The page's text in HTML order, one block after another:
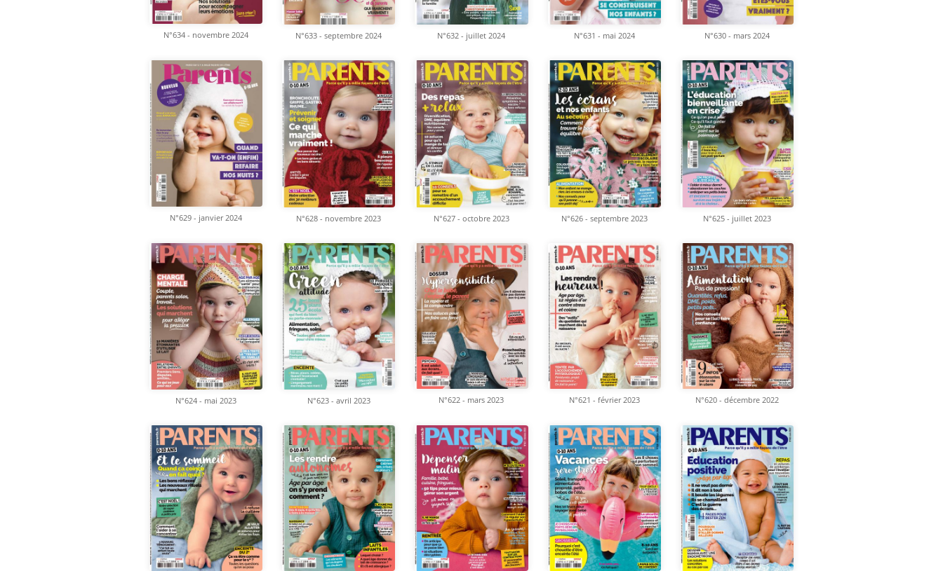
N°634 - novembre 2024 N°633 - septembre 2024 N°632 - juillet 2024 N°631 - mai 2024 N°630 - mars 2024
N°629 - janvier 2024 N°628 - novembre 2023 N°627 - octobre 2023 N°626 - septembre 2023 N°625 - juillet 2023
N°624 - mai 2023 N°623 - avril 2023 N°622 - mars 2023 N°621 - février 2023 N°620 - décembre 2022